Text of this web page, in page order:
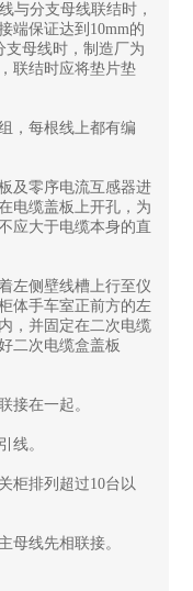
与分支母线联结时，
端保证达到10mm的
支母线时，制造厂为
联结时应将垫片垫
，每根线上都有编
及零序电流互感器进
电缆盖板上开孔，为
应大于电缆本身的直
左侧壁线槽上行至仪
体手车室正前方的左
，并固定在二次电缆
二次电缆盒盖板
接在一起。
线。
柜排列超过10台以
母线先相联接。